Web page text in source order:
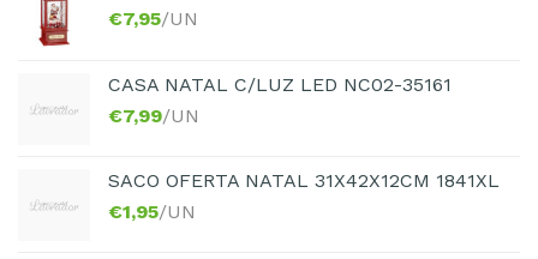
€7,95/UN
CASA NATAL C/LUZ LED NC02-35161
€7,99/UN
SACO OFERTA NATAL 31X42X12CM 1841XL
€1,95/UN